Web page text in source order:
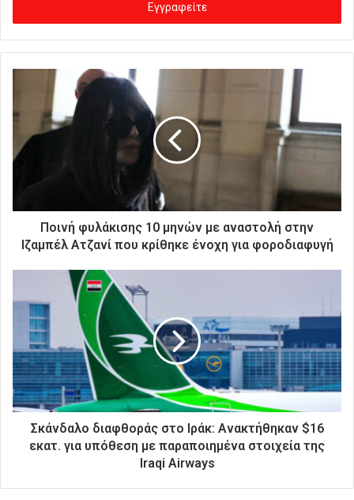
γ
ε
η
λ
τ
ς
δ
ι
ε
σ
Ποινή φυλάκισης 10 μηνών με αναστολή στην
Ιζαμπέλ Ατζανί που κρίθηκε ένοχη για φοροδιαφυγή
Σκάνδαλο διαφθοράς στο Ιράκ: Ανακτήθηκαν $16
εκατ. για υπόθεση με παραποιημένα στοιχεία της
Iraqi Airways